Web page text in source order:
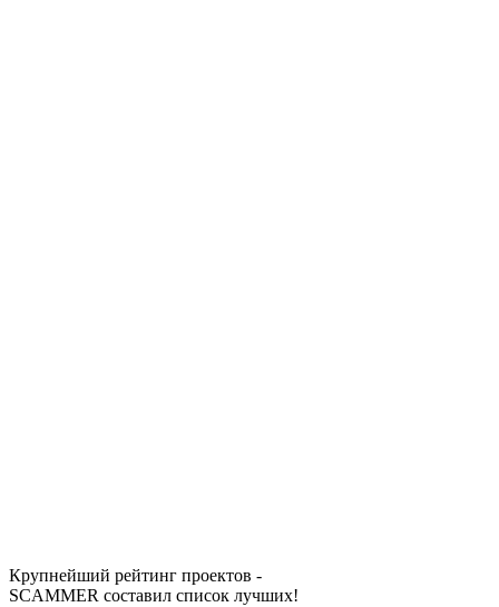
Крупнейший рейтинг проектов -
SCAMMER составил список лучших!